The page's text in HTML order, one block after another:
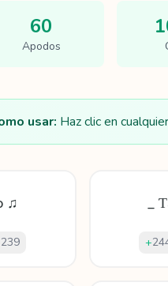
60
Apodos
usar: Haz clic en
♫
239
_
+